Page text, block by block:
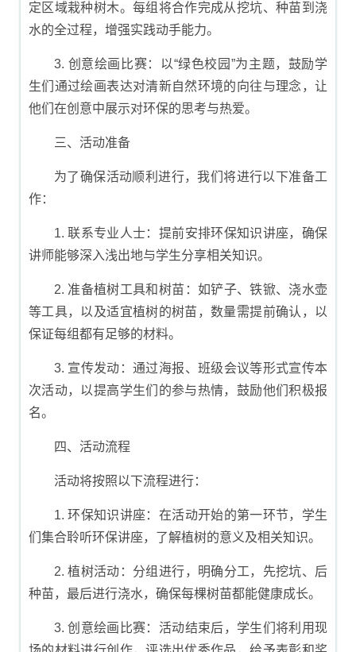
定区域栽种树木。每组将合作完成从挖坑、种苗到浇
水的全过程，增强实践动手能力。
3. 创意绘画比赛：以“绿色校园”为主题，鼓励学
生们通过绘画表达对清新自然环境的向往与理念，让
他们在创意中展示对环保的思考与热爱。
三、活动准备
为了确保活动顺利进行，我们将进行以下准备工
作：
1. 联系专业人士：提前安排环保知识讲座，确保
讲师能够深入浅出地与学生分享相关知识。
2. 准备植树工具和树苗：如铲子、铁锨、浇水壶
等工具，以及适宜植树的树苗，数量需提前确认，以
保证每组都有足够的材料。
3. 宣传发动：通过海报、班级会议等形式宣传本
次活动，以提高学生们的参与热情，鼓励他们积极报
名。
四、活动流程
活动将按照以下流程进行：
1. 环保知识讲座：在活动开始的第一环节，学生
们集合聆听环保讲座，了解植树的意义及相关知识。
2. 植树活动：分组进行，明确分工，先挖坑、后
种苗，最后进行浇水，确保每棵树苗都能健康成长。
3. 创意绘画比赛：活动结束后，学生们将利用现